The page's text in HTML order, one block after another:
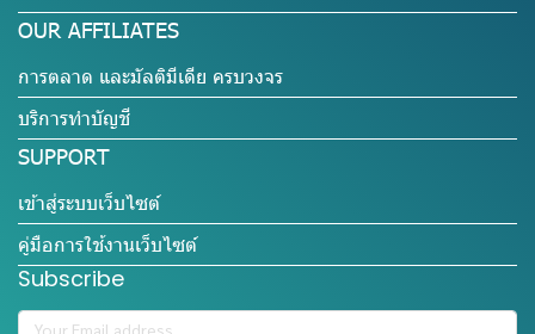
OUR AFFILIATES
การตลาด และมัลติมีเดีย ครบวงจร
บริการทำบัญชี
SUPPORT
เข้าสู่ระบบเว็บไซต์
คู่มือการใช้งานเว็บไซต์
Subscribe